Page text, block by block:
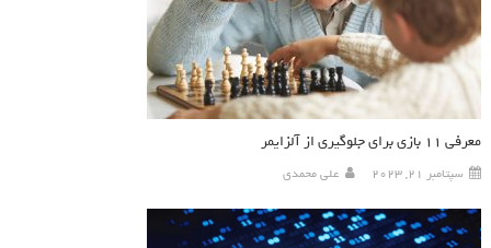
معرفی ۱۱ بازی برای جلوگیری از آلزایمر
سپتامبر 21, 2023 علی محمدی